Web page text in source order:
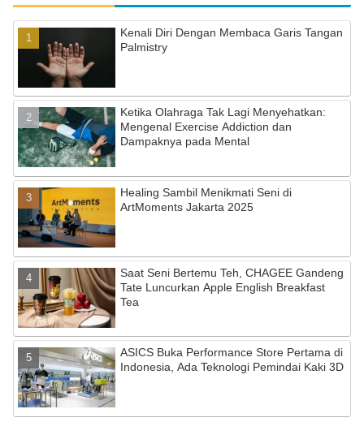
Kenali Diri Dengan Membaca Garis Tangan
Palmistry
Ketika Olahraga Tak Lagi Menyehatkan:
Mengenal Exercise Addiction dan
Dampaknya pada Mental
Healing Sambil Menikmati Seni di
ArtMoments Jakarta 2025
Saat Seni Bertemu Teh, CHAGEE Gandeng
Tate Luncurkan Apple English Breakfast
Tea
ASICS Buka Performance Store Pertama di
Indonesia, Ada Teknologi Pemindai Kaki 3D